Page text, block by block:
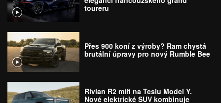
toureru
Přes 900 koní z výroby? Ram chystá
brutální úpravy pro nový Rumble Bee
Rivian R2 míří na Teslu Model Y.
Nové elektrické SUV kombinuje